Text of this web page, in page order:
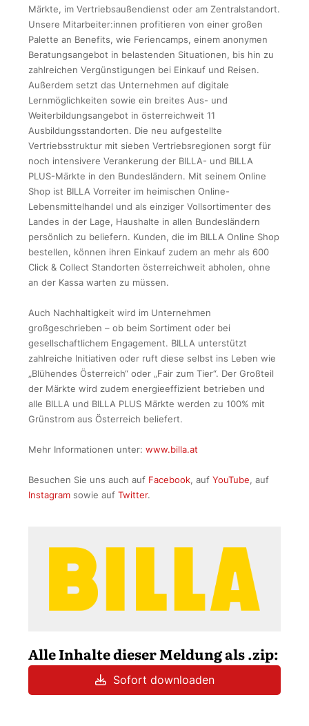
Märkte, im Vertriebsaußendienst oder am Zentralstandort.
Unsere Mitarbeiter:innen profitieren von einer großen
Palette an Benefits, wie Feriencamps, einem anonymen
Beratungsangebot in belastenden Situationen, bis hin zu
zahlreichen Vergünstigungen bei Einkauf und Reisen.
Außerdem setzt das Unternehmen auf digitale
Lernmöglichkeiten sowie ein breites Aus- und
Weiterbildungsangebot in österreichweit 11
Ausbildungsstandorten. Die neu aufgestellte
Vertriebsstruktur mit sieben Vertriebsregionen sorgt für
noch intensivere Verankerung der BILLA- und BILLA
PLUS-Märkte in den Bundesländern. Mit seinem Online
Shop ist BILLA Vorreiter im heimischen Online-
Lebensmittelhandel und als einziger Vollsortimenter des
Landes in der Lage, Haushalte in allen Bundesländern
persönlich zu beliefern. Kunden, die im BILLA Online Shop
bestellen, können ihren Einkauf zudem an mehr als 600
Click & Collect Standorten österreichweit abholen, ohne
an der Kassa warten zu müssen.
Auch Nachhaltigkeit wird im Unternehmen
großgeschrieben – ob beim Sortiment oder bei
gesellschaftlichem Engagement. BILLA unterstützt
zahlreiche Initiativen oder ruft diese selbst ins Leben wie
„Blühendes Österreich“ oder „Fair zum Tier“. Der Großteil
der Märkte wird zudem energieeffizient betrieben und
alle BILLA und BILLA PLUS Märkte werden zu 100% mit
Grünstrom aus Österreich beliefert.
Mehr Informationen unter: www.billa.at
Besuchen Sie uns auch auf Facebook, auf YouTube, auf
Instagram sowie auf Twitter.
Alle Inhalte dieser Meldung als .zip:
Sofort downloaden